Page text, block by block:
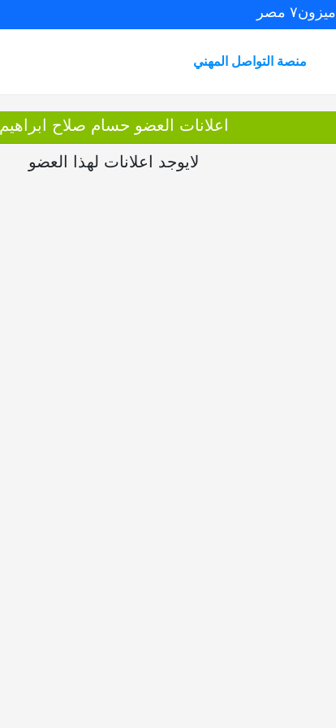
ميزون٧ مصر
منصة التواصل المهني
اعلانات العضو حسام صلاح ابراهيم
لايوجد اعلانات لهذا العضو